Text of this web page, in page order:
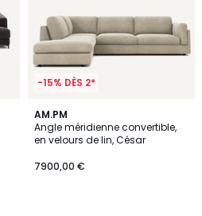
-15% DÈS 2*
AM.PM
Angle méridienne convertible,
en velours de lin, César
7900,00 €
5
Couleurs